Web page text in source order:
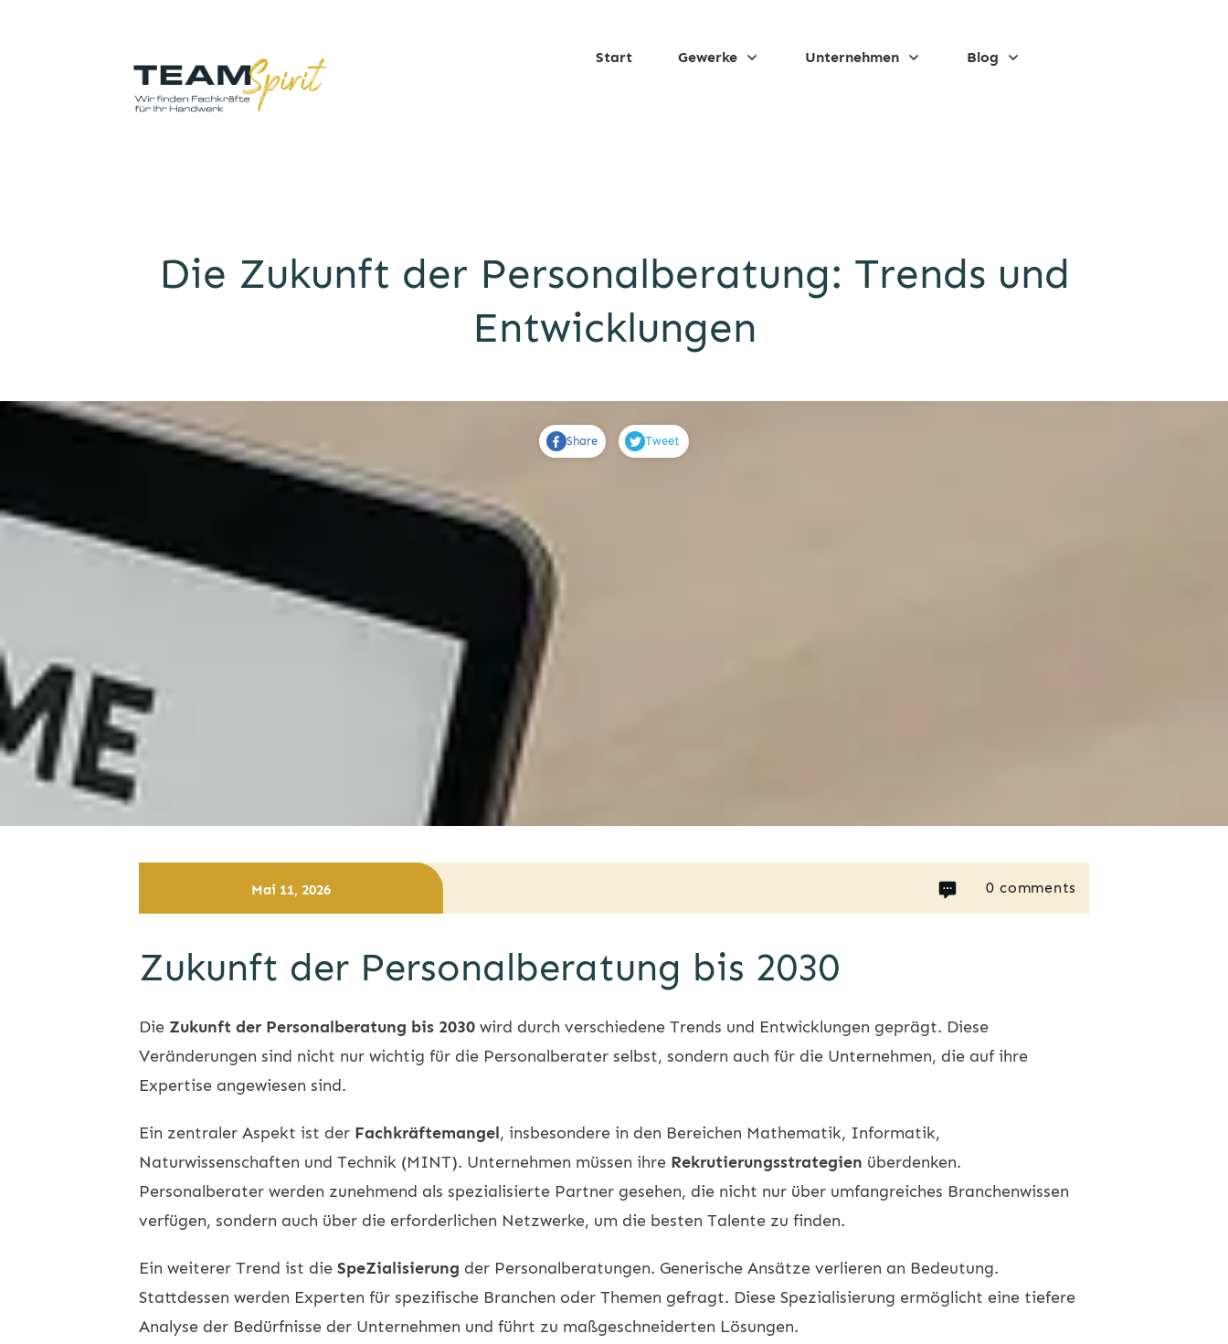
Start Gewerke Unternehmen Blog
Die Zukunft der Personalberatung: Trends und
Entwicklungen
Share Tweet
Mai 11, 2026 0 comments
Zukunft der Personalberatung bis 2030
Die Zukunft der Personalberatung bis 2030 wird durch verschiedene Trends und Entwicklungen geprägt. Diese
Veränderungen sind nicht nur wichtig für die Personalberater selbst, sondern auch für die Unternehmen, die auf ihre
Expertise angewiesen sind.
Ein zentraler Aspekt ist der Fachkräftemangel, insbesondere in den Bereichen Mathematik, Informatik,
Naturwissenschaften und Technik (MINT). Unternehmen müssen ihre Rekrutierungsstrategien überdenken.
Personalberater werden zunehmend als spezialisierte Partner gesehen, die nicht nur über umfangreiches Branchenwissen
verfügen, sondern auch über die erforderlichen Netzwerke, um die besten Talente zu finden.
Ein weiterer Trend ist die SpeZialisierung der Personalberatungen. Generische Ansätze verlieren an Bedeutung.
Stattdessen werden Experten für spezifische Branchen oder Themen gefragt. Diese Spezialisierung ermöglicht eine tiefere
Analyse der Bedürfnisse der Unternehmen und führt zu maßgeschneiderten Lösungen.